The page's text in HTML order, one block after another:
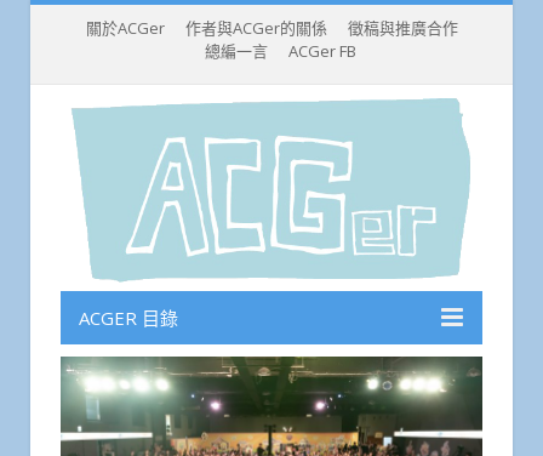
關於ACGer 作者與ACGer的關係
徵稿與推廣合作
總編一言
ACGer FB
ACGER 目錄